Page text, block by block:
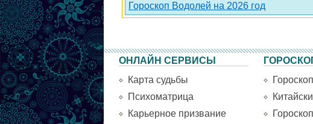
Гороскоп Водолей на 2026 год
ОНЛАЙН СЕРВИСЫ
Карта судьбы
Психоматрица
Карьерное призвание